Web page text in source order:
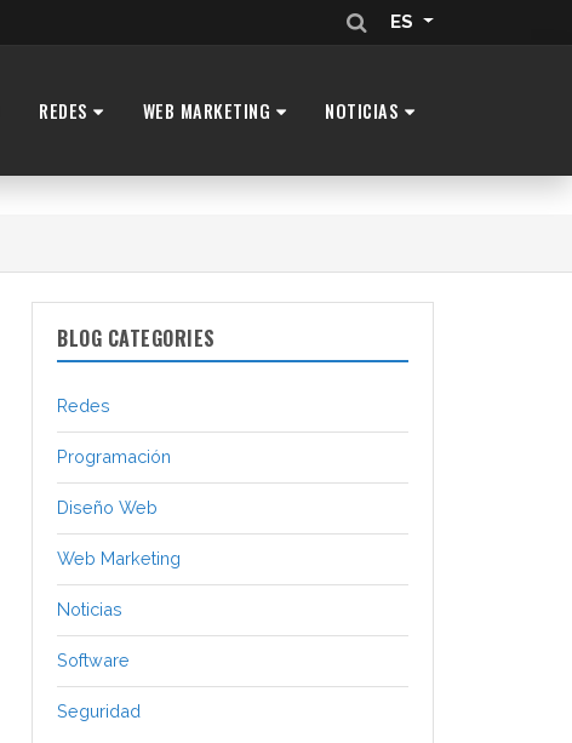
ES
REDES WEB MARKETING NOTICIAS
BLOG CATEGORIES
Redes
Programación
Diseño Web
Web Marketing
Noticias
Software
Seguridad